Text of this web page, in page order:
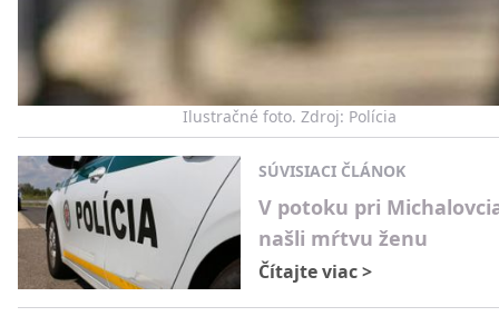
Ilustračné foto. Zdroj: Polícia
SÚVISIACI ČLÁNOK
V potoku pri
našli mŕtvu ženu
Čítajte viac>